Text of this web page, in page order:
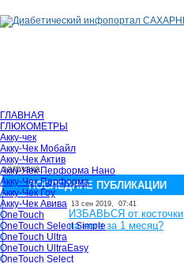
ГЛАВНАЯ
ГЛЮКОМЕТРЫ
Акку-чек
Акку-Чек Мобайл
Акку-Чек Актив
Акку-Чек Перформа Нано
Акку-Чек Перформа
Акку-Чек Гоу
Акку-Чек Авива
OneTouch
OneTouch Select Simple
OneTouch Ultra
OneTouch UltraEasy
OneTouch Select
загрузка...
ПОСЛЕДНИЕ ПУБЛИКАЦИИ
13 сен 2019, 07:41
ИЗБАВЬСЯ от косточки
на ноге за 1 месяц?